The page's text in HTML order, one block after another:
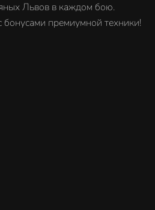
Львов в каждом бою.
бонусами премиумной техники!